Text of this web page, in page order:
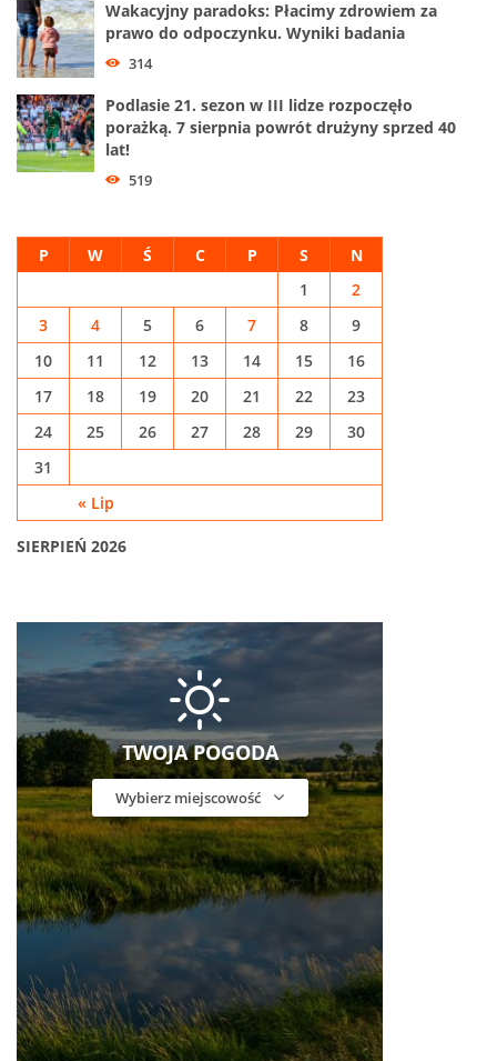
Wakacyjny paradoks: Płacimy zdrowiem za
prawo do odpoczynku. Wyniki badania
314
Podlasie 21. sezon w III lidze rozpoczęło
porażką. 7 sierpnia powrót drużyny sprzed 40
lat!
519
SIERPIEŃ 2026
P W Ś C P S N
« Lip
1
2
3
4 5 6 7 8
9
10
11 12 13 14 15
16
17
18 19 20 21 22
23
24
25 26 27 28 29
30
31
TWOJA POGODA
Wybierz miejscowość